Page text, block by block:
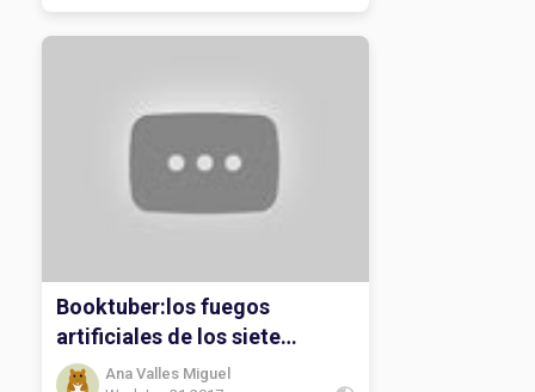
Booktuber:los fuegos
artificiales de los siete
secretosAna Valles Miguel